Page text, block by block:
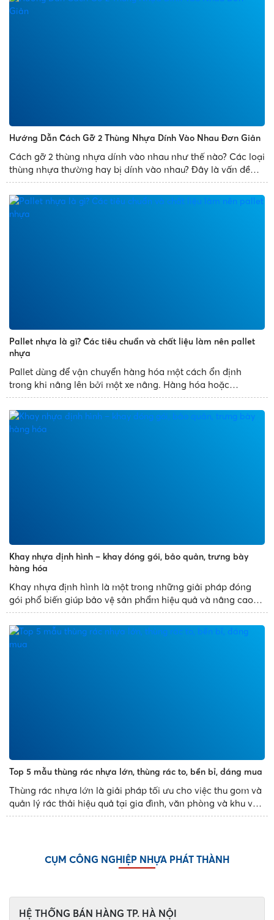
Hướng Dẫn Cách Gỡ 2 Thùng Nhựa Dính Vào Nhau Đơn Giản
Cách gỡ 2 thùng nhựa dính vào nhau như thế nào? Các loại
thùng nhựa thường hay bị dính vào nhau? Đây là vấn đề
thường gặp phải của mọi người. Để giúp bạn xử lý sự cố
trên một cách dễ dàng, Nhựa Phát Thành chia sẻ bài...
Pallet nhựa là gì? Các tiêu chuẩn và chất liệu làm nên pallet
nhựa
Pallet dùng để vận chuyển hàng hóa một cách ổn định
trong khi nâng lên bởi một xe nâng. Hàng hóa hoặc
container vận chuyển thường được đặt trên pallet được
đảm bảo khi vận chuyển. Kể từ khi pallet được ra đời, việc
sử dụng nó thay thế...
Khay nhựa định hình – khay đóng gói, bảo quản, trưng bày
hàng hóa
Khay nhựa định hình là một trong những giải pháp đóng
gói phổ biến giúp bảo vệ sản phẩm hiệu quả và nâng cao
tính thẩm mỹ. Với thiết kế đa dạng, sản xuất theo khuôn
mẫu có sẵn, khay nhựa định hình mang đến những sản
phẩm đẹp...
Top 5 mẫu thùng rác nhựa lớn, thùng rác to, bền bỉ, đáng mua
Thùng rác nhựa lớn là giải pháp tối ưu cho việc thu gom và
quản lý rác thải hiệu quả tại gia đình, văn phòng và khu vực
công cộng. Với thiết kế bền bỉ, dung tích đa dạng và tính
CỤM CÔNG NGHIỆP NHỰA PHÁT THÀNH
HỆ THỐNG BÁN HÀNG TP. HÀ NỘI